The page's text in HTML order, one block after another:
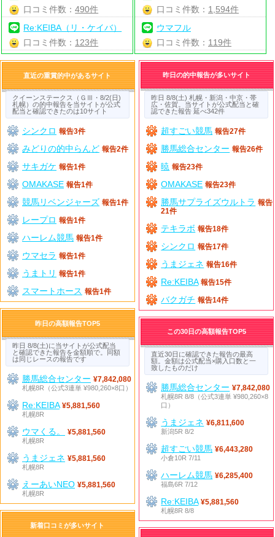
口コミ件数：490件
Re:KEIBA（リ・ケイバ）
口コミ件数： 123件
口コミ件数： 1,594件
ウマフル
口コミ件数： 119件
直近の重賞的中があるサイト
クイーンステークス（ＧⅢ・8/2(日)
札幌）の的中報告を当サイトが公式
配当と確認できたのは10サイト
シンクロ 報告3件
みどりの的中らんど 報告2件
サキガケ 報告1件
OMAKASE 報告1件
競馬リベンジャーズ 報告1件
レープロ 報告1件
ハーレム競馬 報告1件
ウマセラ 報告1件
うまトリ 報告1件
スマートホース 報告1件
昨日の的中報告が多いサイト
昨日 8/8(土) 札幌・新潟・中京・帯
広・佐賀。当サイトが公式配当と確
認できた報告 延べ342件
超すごい競馬 報告27件
勝馬総合センター 報告26件
暁 報告23件
OMAKASE 報告23件
勝馬サプライズウルトラ 報告
21件
テキラボ 報告18件
シンクロ 報告17件
うまジェネ 報告16件
Re:KEIBA 報告15件
バクガチ 報告14件
昨日の高額報告TOP5
昨日 8/8(土)に当サイトが公式配当
と確認できた報告を金額順で。同額
は同じレースの報告です
勝馬総合センター ¥7,842,080
札幌8R（公式3連単 ¥980,260×8口）
Re:KEIBA ¥5,881,560
札幌8R
ウマくる。
¥5,881,560
札幌8R
うまジェネ ¥5,881,560
札幌8R
えーあいNEO ¥5,881,560
札幌8R
この30日の高額報告TOP5
直近30日に確認できた報告の最高
額。金額は公式配当×購入口数と一
致したものだけ
勝馬総合センター ¥7,842,080
札幌8R 8/8（公式3連単 ¥980,260×8
口）
うまジェネ ¥6,811,600
新潟5R 8/2
超すごい競馬 ¥6,443,280
小倉10R 7/11
ハーレム競馬 ¥6,285,400
福島6R 7/12
Re:KEIBA ¥5,881,560
札幌8R 8/8
新着口コミが多いサイト